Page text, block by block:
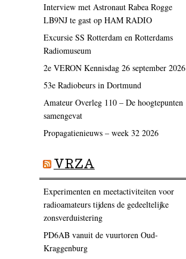
Interview met Astronaut Rabea Rogge
LB9NJ te gast op HAM RADIO
Excursie SS Rotterdam en Rotterdams
Radiomuseum
2e VERON Kennisdag 26 september 2026
53e Radiobeurs in Dortmund
Amateur Overleg 110 – De hoogtepunten
samengevat
Propagatienieuws – week 32 2026
VRZA
Experimenten en meetactiviteiten voor
radioamateurs tijdens de gedeeltelijke
zonsverduistering
PD6AB vanuit de vuurtoren Oud-
Kraggenburg